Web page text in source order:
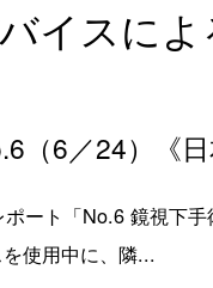
イスに
6／24）《日
ート「No.6 鏡視下
使用中に、隣...